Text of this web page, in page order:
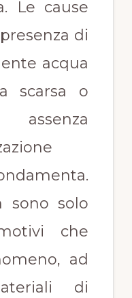
Le cause
di
acqua
scarsa o
sono solo
che
ad
di